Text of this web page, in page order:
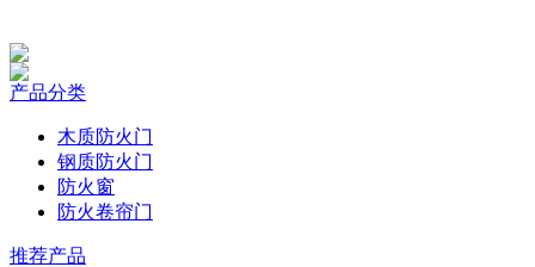
产品分类
木质防火门
钢质防火门
防火窗
防火卷帘门
推荐产品